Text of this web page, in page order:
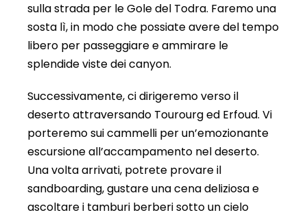
sulla strada per le Gole del Todra. Faremo una
sosta lì, in modo che possiate avere del tempo
libero per passeggiare e ammirare le
splendide viste dei canyon.
Successivamente, ci dirigeremo verso il
deserto attraversando Tourourg ed Erfoud. Vi
porteremo sui cammelli per un’emozionante
escursione all’accampamento nel deserto.
Una volta arrivati, potrete provare il
sandboarding, gustare una cena deliziosa e
ascoltare i tamburi berberi sotto un cielo